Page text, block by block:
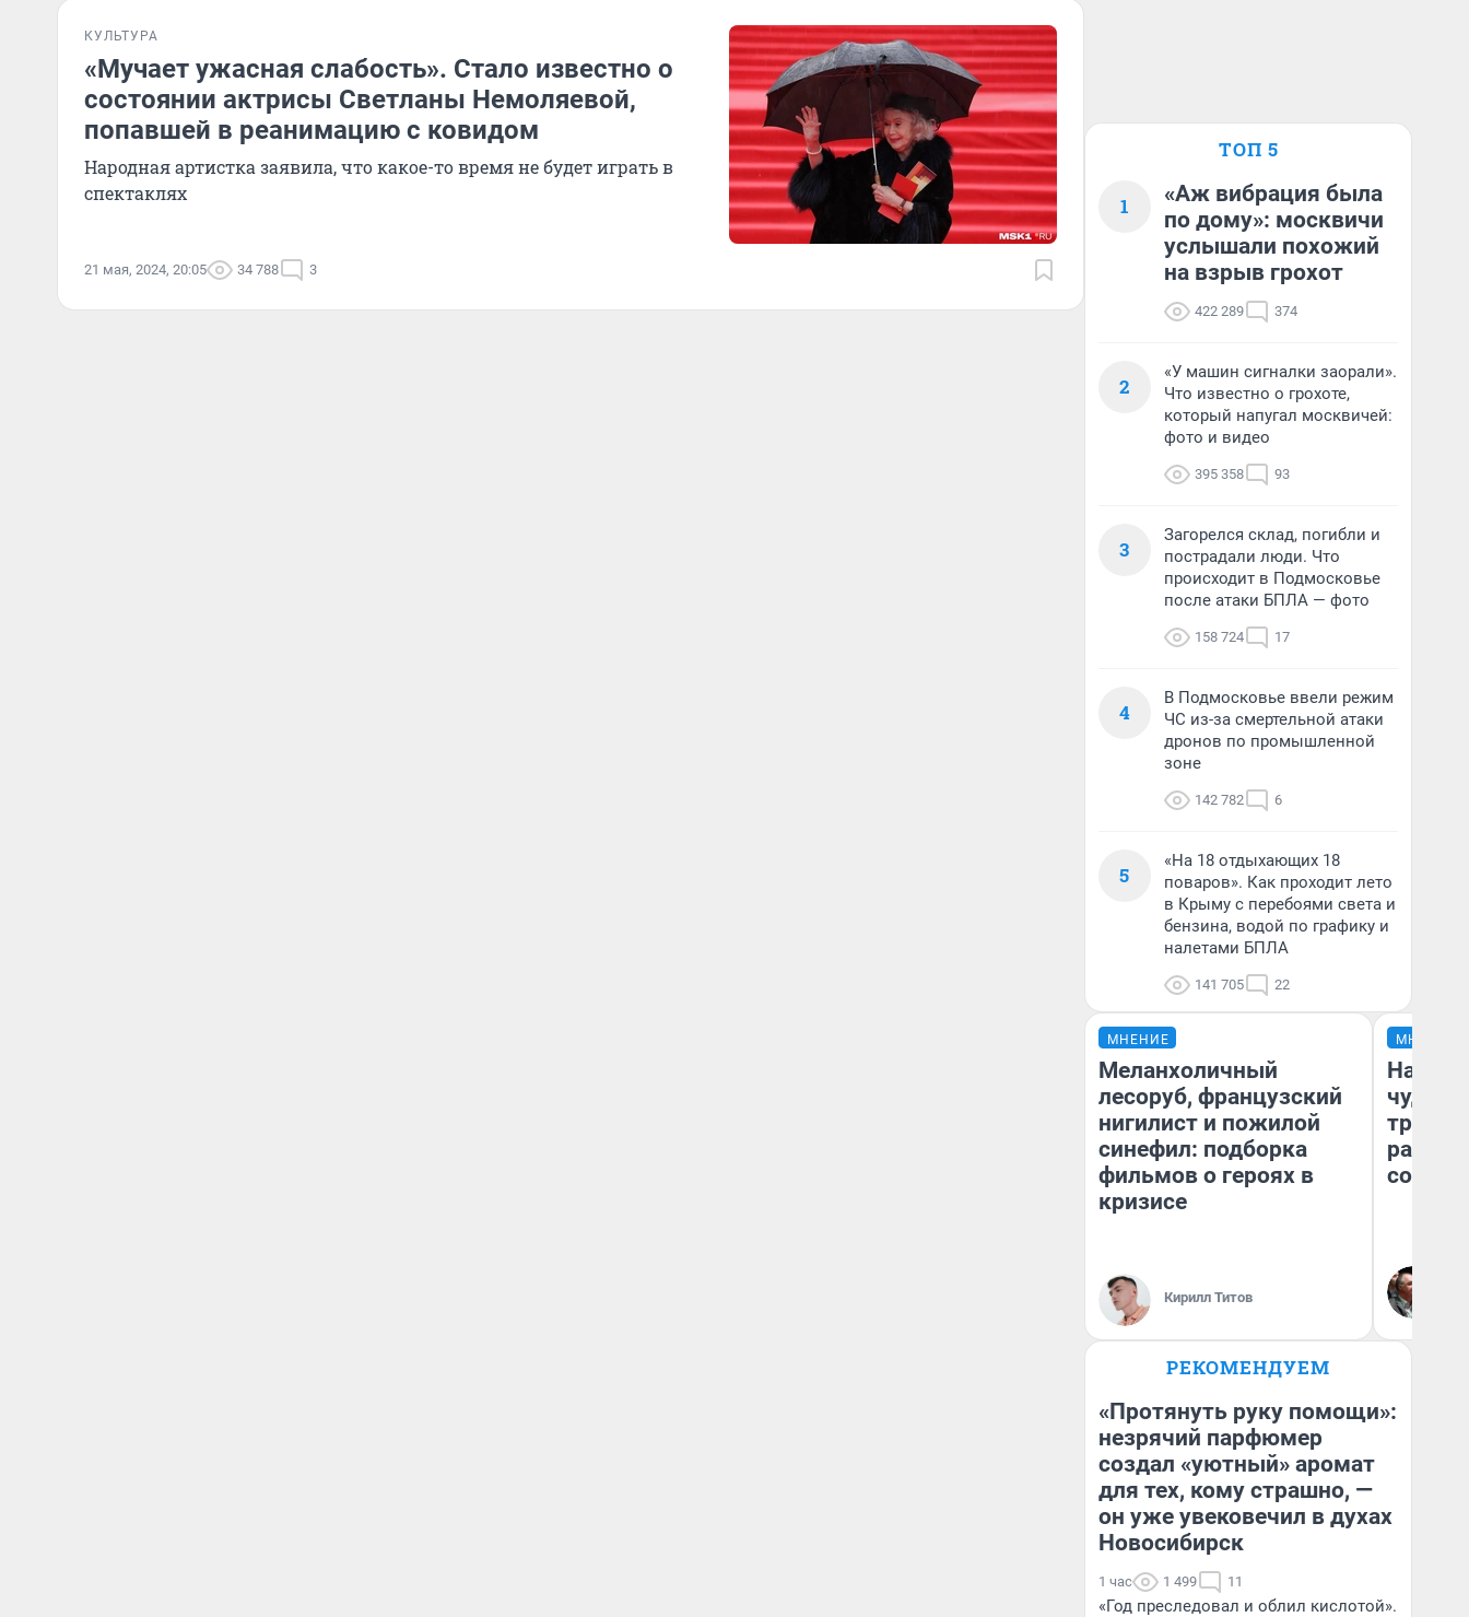
КУЛЬТУРА
«Мучает ужасная слабость». Стало известно о
состоянии актрисы Светланы Немоляевой,
попавшей в реанимацию с ковидом
Народная артистка заявила, что какое-то время не будет играть в
спектаклях
21 мая, 2024, 20:05 34 788 3
ТОП 5
1
«Аж вибрация была
по дому»: москвичи
услышали похожий
на взрыв грохот
422 289 374
2
«У машин сигналки заорали».
Что известно о грохоте,
который напугал москвичей:
фото и видео
395 358 93
3
Загорелся склад, погибли и
пострадали люди. Что
происходит в Подмосковье
после атаки БПЛА — фото
158 724 17
4
В Подмосковье ввели режим
ЧС из-за смертельной атаки
дронов по промышленной
зоне
142 782 6
5
«На 18 отдыхающих 18
поваров». Как проходит лето
в Крыму с перебоями света и
бензина, водой по графику и
налетами БПЛА
141 705 22
МНЕНИЕ
Меланхоличный
лесоруб, французский
нигилист и пожилой
синефил: подборка
фильмов о героях в
кризисе
Кирилл Титов
МНЕНИЕ
чудом
РЕКОМЕНДУЕМ
«Протянуть руку помощи»:
незрячий парфюмер
создал «уютный» аромат
для тех, кому страшно, —
он уже увековечил в духах
Новосибирск
1 час 1 499 11
«Год преследовал и облил кислотой».